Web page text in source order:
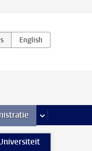
je studie pagina’s
meer